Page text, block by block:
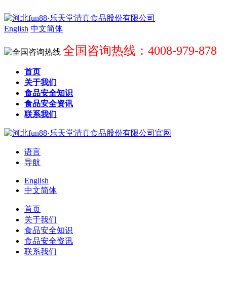
English 中文简体
全国咨询热线：4008-979-878
首页
关于我们
食品安全知识
食品安全资讯
联系我们
语言
导航
English
中文简体
首页
关于我们
食品安全知识
食品安全资讯
联系我们